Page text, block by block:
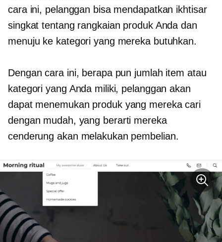
cara ini, pelanggan bisa mendapatkan ikhtisar
singkat tentang rangkaian produk Anda dan
menuju ke kategori yang mereka butuhkan.
Dengan cara ini, berapa pun jumlah item atau
kategori yang Anda miliki, pelanggan akan
dapat menemukan produk yang mereka cari
dengan mudah, yang berarti mereka
cenderung akan melakukan pembelian.